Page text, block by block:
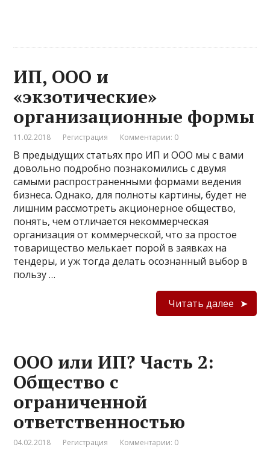
ИП, ООО и
«экзотические»
организационные формы
11.02.2018 Регистрация Комментарии: 0
В предыдущих статьях про ИП и ООО мы с вами
довольно подробно познакомились с двумя
самыми распространенными формами ведения
бизнеса. Однако, для полноты картины, будет не
лишним рассмотреть акционерное общество,
понять, чем отличается некоммерческая
организация от коммерческой, что за простое
товарищество мелькает порой в заявках на
тендеры, и уж тогда делать осознанный выбор в
пользу …
Читать далее
ООО или ИП? Часть 2:
Общество с
ограниченной
ответственностью
04.02.2018 Регистрация Комментарии: 0